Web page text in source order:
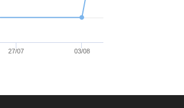
27/07 03/08